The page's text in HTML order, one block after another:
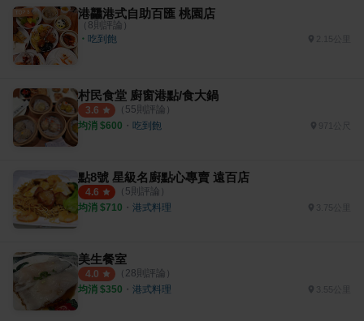
港龘港式自助百匯 桃園店
（ 8則評論）
・ 吃到飽 2.15公里
村民食堂 廚窗港點/食大鍋
3.6 （ 55則評論）
均消 $600 ・ 吃到飽
點8號 星級名廚點心專賣 遠百店
4.6 （ 5則評論）
均消 $710 ・ 港式料理 3.75公里
美生餐室
4.0 （ 28則評論）
均消 $350 ・ 港式料理 3.55公里